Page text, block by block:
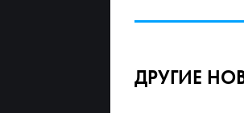
ДРУГИЕ